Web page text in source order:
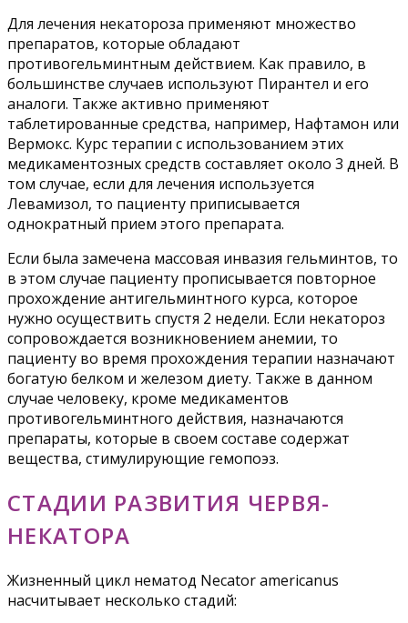
Для лечения некатороза применяют множество
препаратов, которые обладают
противогельминтным действием. Как правило, в
большинстве случаев используют Пирантел и его
аналоги. Также активно применяют
таблетированные средства, например, Нафтамон или
Вермокс. Курс терапии с использованием этих
медикаментозных средств составляет около 3 дней. В
том случае, если для лечения используется
Левамизол, то пациенту приписывается
однократный прием этого препарата.
Если была замечена массовая инвазия гельминтов, то
в этом случае пациенту прописывается повторное
прохождение антигельминтного курса, которое
нужно осуществить спустя 2 недели. Если некатороз
сопровождается возникновением анемии, то
пациенту во время прохождения терапии назначают
богатую белком и железом диету. Также в данном
случае человеку, кроме медикаментов
противогельминтного действия, назначаются
препараты, которые в своем составе содержат
вещества, стимулирующие гемопоэз.
СТАДИИ РАЗВИТИЯ ЧЕРВЯ-
НЕКАТОРА
Жизненный цикл нематод Necator americanus
насчитывает несколько стадий: